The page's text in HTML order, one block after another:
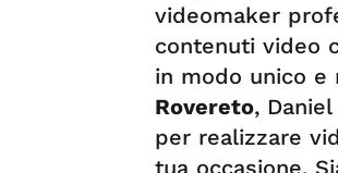
videomaker
contenuti video
in modo unico e
Rovereto,
per realizzare
tua occasione.